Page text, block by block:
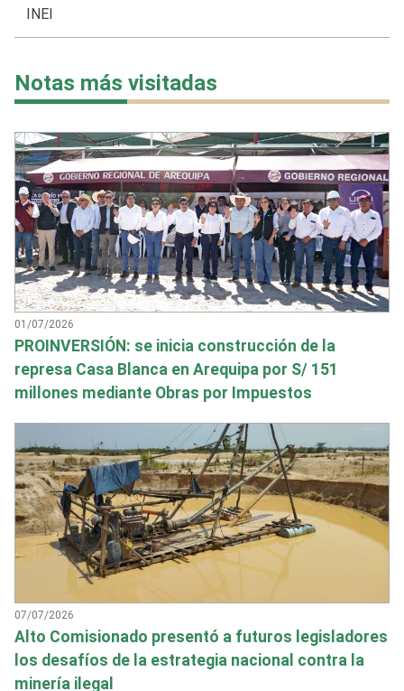
INEI
Notas más visitadas
01/07/2026
PROINVERSIÓN: se inicia construcción de la
represa Casa Blanca en Arequipa por S/ 151
millones mediante Obras por Impuestos
07/07/2026
Alto Comisionado presentó a futuros legisladores
los desafíos de la estrategia nacional contra la
minería ilegal